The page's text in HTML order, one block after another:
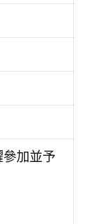
加並予